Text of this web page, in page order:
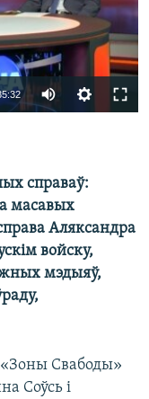
available
справаў:
масавых
Аляксандра
войску,
мэдыяў,
Свабоды»
Соўсь і